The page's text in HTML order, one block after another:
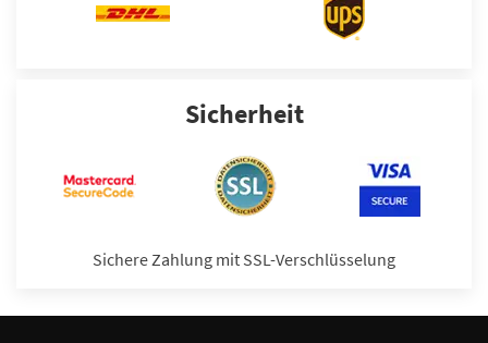
Sicherheit
Sichere Zahlung mit SSL-Verschlüsselung